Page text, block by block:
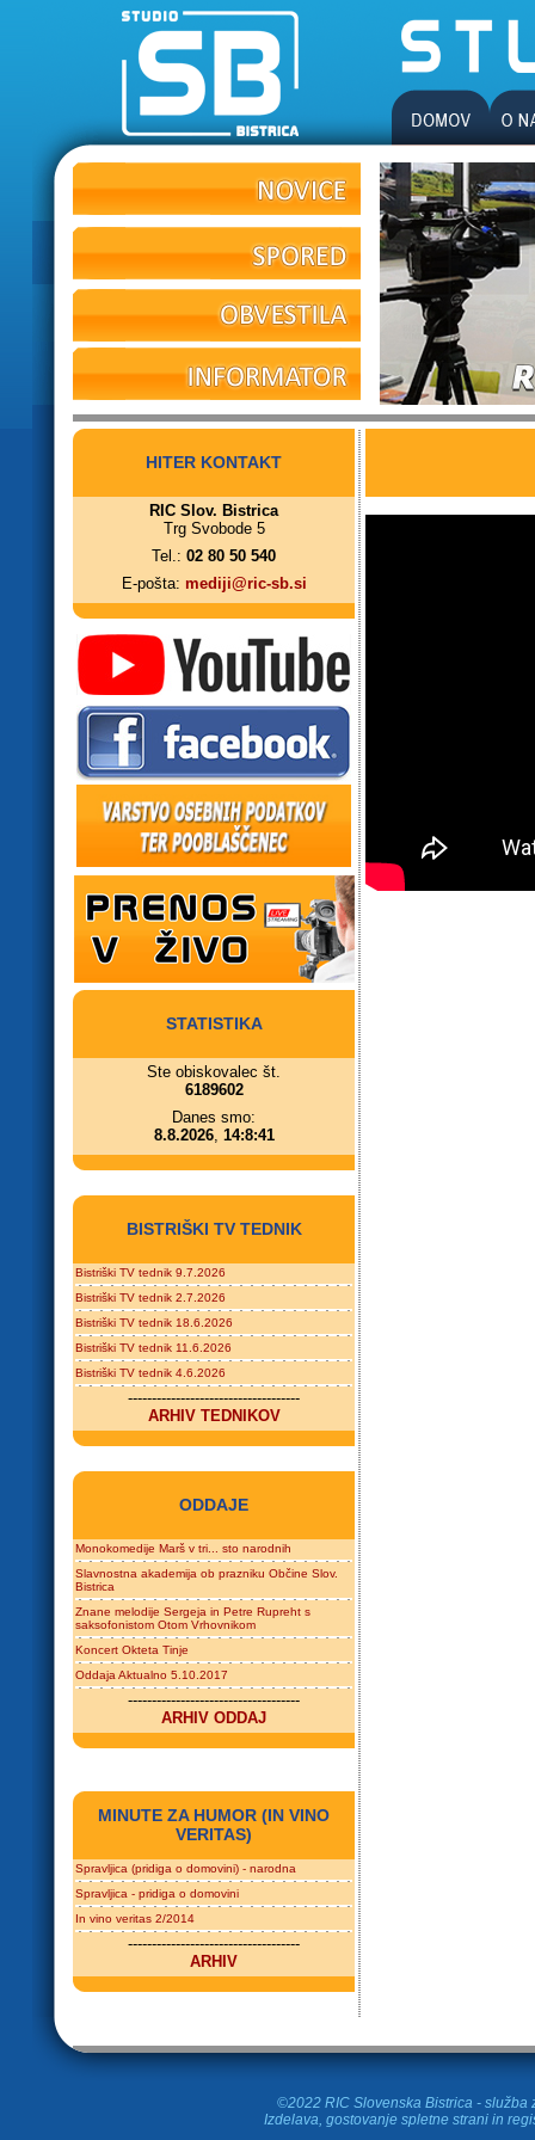
HITER KONTAKT
RIC Slov. Bistrica
Trg Svobode 5
Tel.: 02 80 50 540
E-pošta: mediji@ric-sb.si
STATISTIKA
Ste obiskovalec št.
6189602
Danes smo:
8.8.2026, 14:8:41
BISTRIŠKI TV TEDNIK
Bistriški TV tednik 9.7.2026
Bistriški TV tednik 2.7.2026
Bistriški TV tednik 18.6.2026
Bistriški TV tednik 11.6.2026
Bistriški TV tednik 4.6.2026
------------------------------------
ARHIV TEDNIKOV
ODDAJE
Monokomedije Marš v tri... sto narodnih
Slavnostna akademija ob prazniku Občine Slov.
Bistrica
Znane melodije Sergeja in Petre Rupreht s
saksofonistom Otom Vrhovnikom
Koncert Okteta Tinje
Oddaja Aktualno 5.10.2017
------------------------------------
ARHIV ODDAJ
MINUTE ZA HUMOR (IN VINO
VERITAS)
Spravljica (pridiga o domovini) - narodna
Spravljica - pridiga o domovini
In vino veritas 2/2014
------------------------------------
ARHIV
©2022 RIC Slovenska Bistrica - služba
Izdelava, gostovanje spletne strani in